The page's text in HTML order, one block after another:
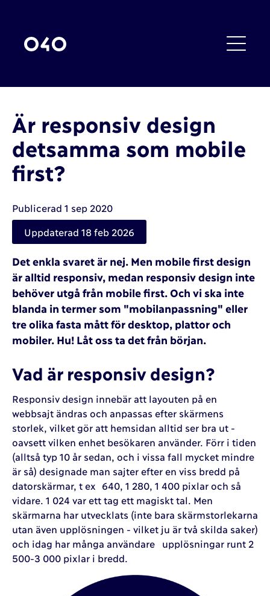
Är responsiv design
detsamma som mobile
first?
Publicerad 1 sep 2020
Uppdaterad 18 feb 2026
Det enkla svaret är nej. Men mobile first design
är alltid responsiv, medan responsiv design inte
behöver utgå från mobile first. Och vi ska inte
blanda in termer som "mobilanpassning" eller
tre olika fasta mått för desktop, plattor och
mobiler. Hu! Låt oss ta det från början.
Vad är responsiv design?
Responsiv design innebär att layouten på en
webbsajt ändras och anpassas efter skärmens
storlek, vilket gör att hemsidan alltid ser bra ut -
oavsett vilken enhet besökaren använder. Förr i tiden
(alltså typ 10 år sedan, och i vissa fall mycket mindre
är så) designade man sajter efter en viss bredd på
datorskärmar, t ex 640, 1 280, 1 400 pixlar och så
vidare. 1 024 var ett tag ett magiskt tal. Men
skärmarna har utvecklats (inte bara skärmstorlekarna
utan även upplösningen - vilket ju är två skilda saker)
och idag har många användare upplösningar runt 2
500-3 000 pixlar i bredd.